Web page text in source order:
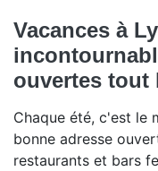
Vacances à
ouvertes tout
Chaque été, c'est le
bonne adresse
restaurants et bars